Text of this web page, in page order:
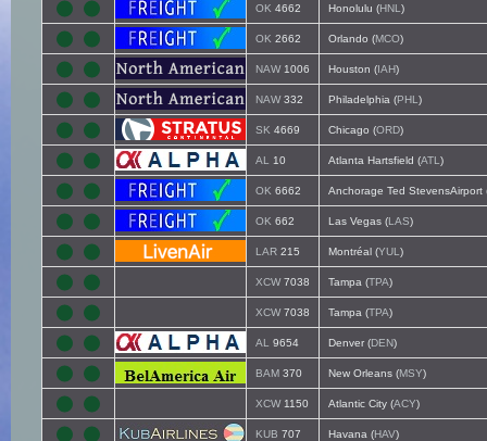
OK 4662 Honolulu (HNL )
OK 2662 Orlando (MCO)
NAW1006 Houston (IAH)
NAW332 Philadelphia (PHL )
SK 4669 Chicago (ORD)
AL 10 Atlanta Hartsfield (ATL )
OK 6662 Anchorage Ted StevensAirport
OK 662 Las Vegas (LAS)
LAR 215 Montréal (YUL )
XCW7038 Tampa (TPA)
XCW7038 Tampa (TPA)
AL 9654 Denver (DEN)
BAM 370 New Orleans (MSY)
XCW1150 Atlantic City (ACY)
KUB 707 Havana (HAV)